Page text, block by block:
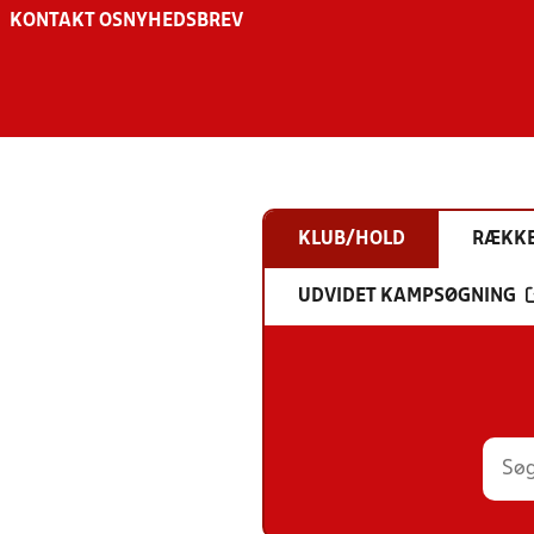
KONTAKT OS NYHEDSBREV
KLUB/HOLD
UDVIDET KAMPSØGNING